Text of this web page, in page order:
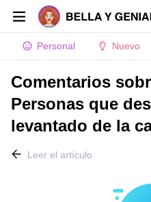
Personal Nuevo
Comentarios
Personas que
levantado de la
Leer el artículo